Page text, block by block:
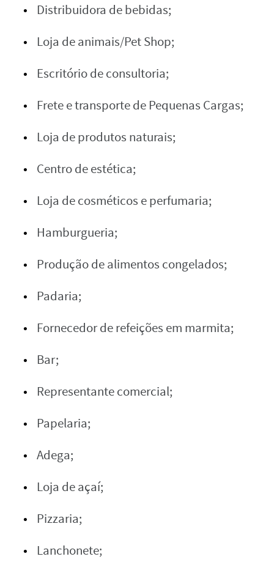
Distribuidora de bebidas;
Loja de animais/Pet Shop;
Escritório de consultoria;
Frete e transporte de Pequenas Cargas;
Loja de produtos naturais;
Centro de estética;
Loja de cosméticos e perfumaria;
Hamburgueria;
Produção de alimentos congelados;
Padaria;
Fornecedor de refeições em marmita;
Bar;
Representante comercial;
Papelaria;
Adega;
Loja de açaí;
Pizzaria;
Lanchonete;